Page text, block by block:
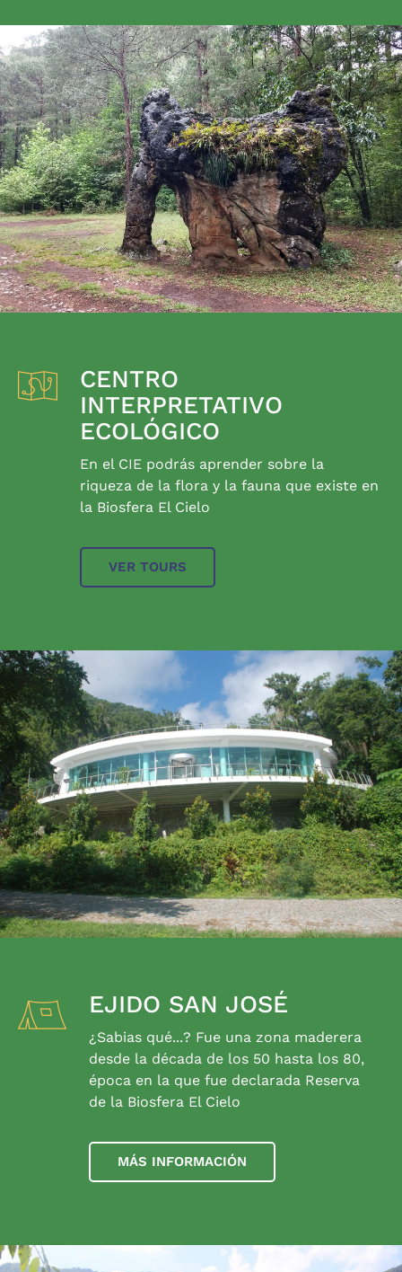
CENTRO
INTERPRETATIVO
ECOLÓGICO
En el CIE podrás aprender sobre la
riqueza de la flora y la fauna que existe en
la Biosfera El Cielo
VER TOURS
EJIDO SAN JOSÉ
¿Sabias qué...? Fue una zona maderera
desde la década de los 50 hasta los 80,
época en la que fue declarada Reserva
de la Biosfera El Cielo
MÁS INFORMACIÓN